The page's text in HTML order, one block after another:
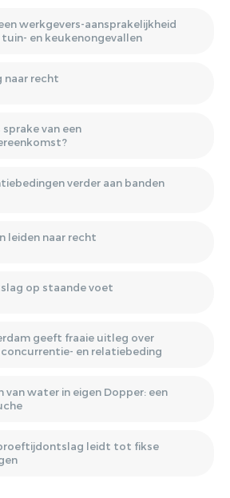
werkgevers-aansprakelijkheid
tuin- en keukenongevallen
naar recht
sprake van een
verder aan banden
leiden naar recht
op staande voet
geeft fraaie uitleg over
en relatiebeding
van water in eigen Dopper: een
leidt tot fikse